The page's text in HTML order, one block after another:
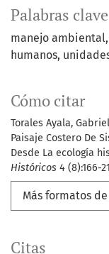
Palabras clave
manejo ambiental
humanos
Cómo citar
Torales Ayala,
Paisaje Costero De
Desde La ecología
Históricos 4 (8):166-
Más formatos
Citas